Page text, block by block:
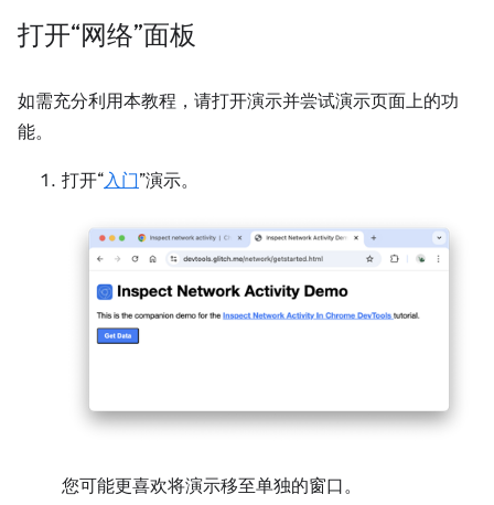
打开“网络”面板
如需充分利用本教程，请打开演示并尝试演示页面上的功
能。
打开“入门”演示。
您可能更喜欢将演示移至单独的窗口。